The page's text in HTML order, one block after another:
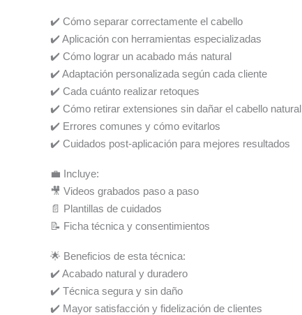
✔️ Cómo separar correctamente el cabello
✔️ Aplicación con herramientas especializadas
✔️ Cómo lograr un acabado más natural
✔️ Adaptación personalizada según cada cliente
✔️ Cada cuánto realizar retoques
✔️ Cómo retirar extensiones sin dañar el cabello natural
✔️ Errores comunes y cómo evitarlos
✔️ Cuidados post-aplicación para mejores resultados
💼 Incluye:
🎥 Videos grabados paso a paso
📄 Plantillas de cuidados
📝 Ficha técnica y consentimientos
🌟 Beneficios de esta técnica:
✔️ Acabado natural y duradero
✔️ Técnica segura y sin daño
✔️ Mayor satisfacción y fidelización de clientes